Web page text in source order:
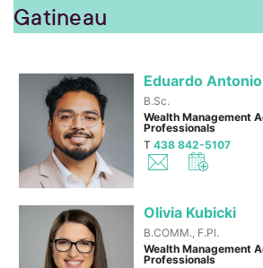
Gatineau
Eduardo
B.Sc.
Wealth Management
Professionals
T438 842-5107
Olivia Kubicki
B.COMM., F.Pl.
Wealth Management
Professionals